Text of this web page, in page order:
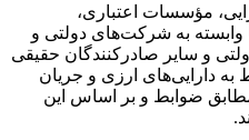
مؤسسات اعتباری،
وابسته به شرکت‌های دولتی و
و سایر صادرکنندگان حقیقی
به دارایی‌های ارزی و جریان
ضوابط و بر اساس این